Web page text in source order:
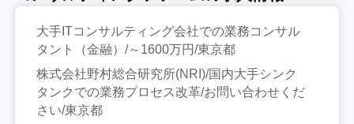
大手ITコンサルティング会社での業務コンサル
タント（金融）/～1600万円/東京都
株式会社野村総合研究所(NRI)/国内大手シンク
タンクでの業務プロセス改革/お問い合わせくだ
さい/東京都